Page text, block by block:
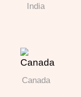
India
Canada